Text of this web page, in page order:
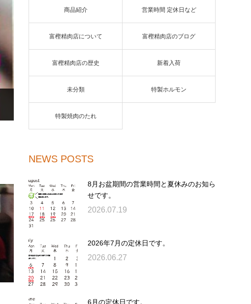
商品紹介 営業時間 定休日など
富樫精肉店について 富樫精肉店のブログ
富樫精肉店の歴史 新着入荷
未分類 特製ホルモン
特製焼肉のたれ
NEWS POSTS
8月お盆期間の営業時間と夏休みのお知ら
せです。
2026.07.19
2026年7月の定休日です。
2026.06.27
6月の定休日です。